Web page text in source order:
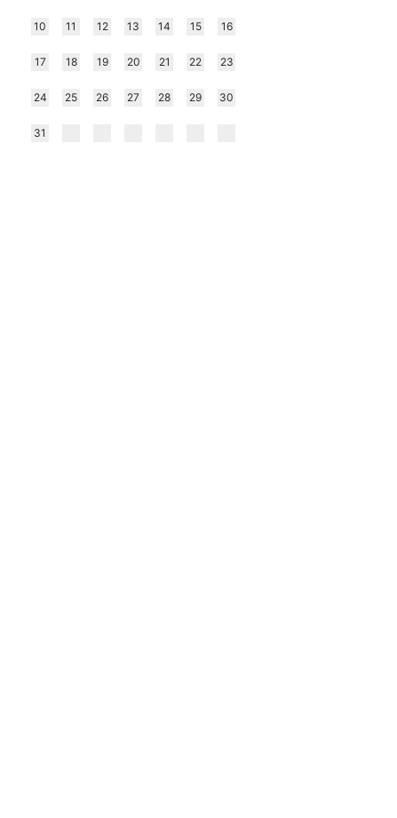
10 11 12 13 14 15 16
17 18 19 20 21 22 23
24 25 26 27 28 29 30
31